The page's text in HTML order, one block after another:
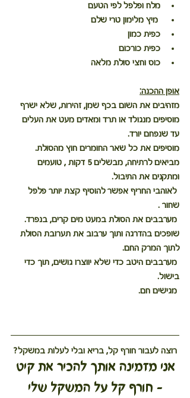
מלח ופלפל לפי הטעם
כפית כמון
כפית כורכום
כוס וחצי סולת מלאה
אופן ההכנה:
מזהיבים את השום בכף שמן, זהירות, שלא ישרף
מוסיפים מנגולד או תרד ומאדים מעט את העלים
עד שנפחם יורד.
מוסיפים את כל שאר החומרים חוץ מהסולת.
מביאים לרתיחה, מבשלים 5 דקות , טועמים
ומתקנים את התיבול.
לאוהבי החריף אפשר להוסיף קצת יותר פלפל
שחור .
שופכים בהדרגה ותוך ערבוב את תערובת הסולת
לתוך המרק החם.
מערבבים היטב כדי שלא יווצרו גושים, תוך כדי
בישול.
רוצה לעבור חורף קל, בריא ובלי לעלות במשקל?
אני מזמינה אותך להכיר את קיט
- חורף קל על המשקל שלי